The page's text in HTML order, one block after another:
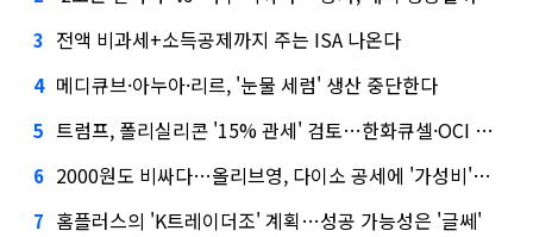
3 전액 비과세+소득공제까지 주는 ISA 나온다
4 메디큐브·아누아·리르, '눈물 세럼' 생산 중단한다
5 트럼프, 폴리실리콘 '15% 관세' 검토…한화큐셀·OCI 영향은?
6 2000원도 비싸다…올리브영, 다이소 공세에 '가성비'로 맞불
7 홈플러스의 'K트레이더조' 계획…성공 가능성은 '글쎄'